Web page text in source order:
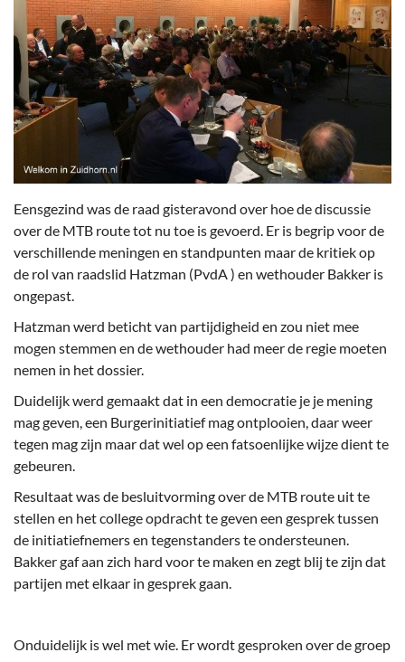
Eensgezind was de raad gisteravond over hoe de discussie
over de MTB route tot nu toe is gevoerd. Er is begrip voor de
verschillende meningen en standpunten maar de kritiek op
de rol van raadslid Hatzman (PvdA ) en wethouder Bakker is
ongepast.
Hatzman werd beticht van partijdigheid en zou niet mee
mogen stemmen en de wethouder had meer de regie moeten
nemen in het dossier.
Duidelijk werd gemaakt dat in een democratie je je mening
mag geven, een Burgerinitiatief mag ontplooien, daar weer
tegen mag zijn maar dat wel op een fatsoenlijke wijze dient te
gebeuren.
Resultaat was de besluitvorming over de MTB route uit te
stellen en het college opdracht te geven een gesprek tussen
de initiatiefnemers en tegenstanders te ondersteunen.
Bakker gaf aan zich hard voor te maken en zegt blij te zijn dat
partijen met elkaar in gesprek gaan.
Onduidelijk is wel met wie. Er wordt gesproken over de groep